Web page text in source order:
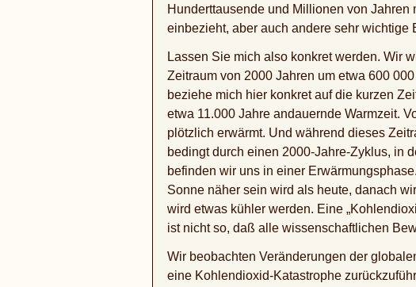
Hunderttausende und Millionen von
einbezieht, aber auch andere sehr wichtige
Lassen Sie mich also konkret werden. Wir
Zeitraum von 2000 Jahren um etwa 600
beziehe mich hier konkret auf die kurzen
etwa 11.000 Jahre andauernde Warmzeit.
plötzlich erwärmt. Und während dieses
bedingt durch einen 2000-Jahre-Zyklus, in
befinden wir uns in einer
Sonne näher sein wird als heute, danach
wird etwas kühler werden. Eine
ist nicht so, daß alle wissenschaftlichen
Wir beobachten Veränderungen der
eine Kohlendioxid-Katastrophe